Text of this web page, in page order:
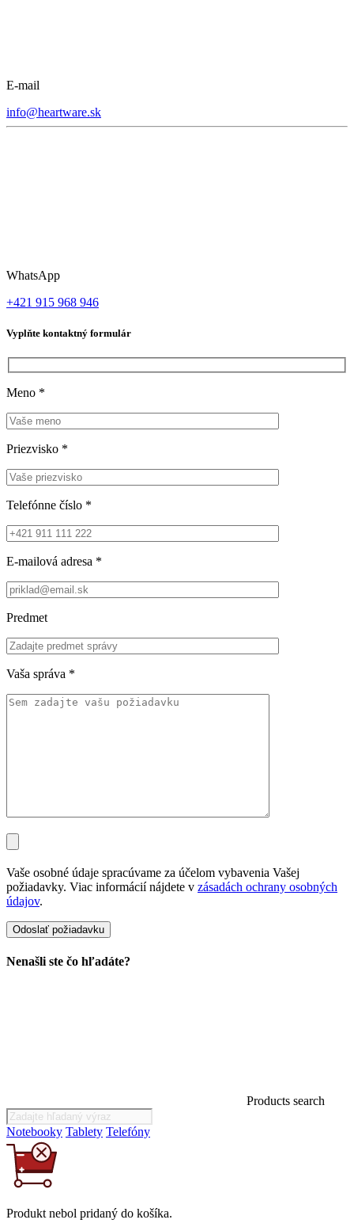
E-mail
info@heartware.sk
WhatsApp
+421 915 968 946
Vyplňte kontaktný formulár
Meno *
Priezvisko *
Telefónne číslo *
E-mailová adresa *
Predmet
Vaša správa *
Vaše osobné údaje spracúvame za účelom vybavenia Vašej
požiadavky. Viac informácií nájdete v zásadách ochrany osobných
údajov.
Nenašli ste čo hľadáte?
Products search
Notebooky Tablety Telefóny
Produkt nebol pridaný do košíka.